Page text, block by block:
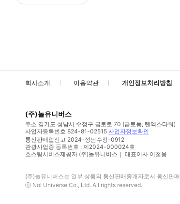
회사소개 이용약관 개인정보처리방침
(주)놀유니버스
주소 경기도 성남시 수정구 금토로 70 (금토동, 텐엑스타워)
사업자등록번호 824-81-02515 사업자정보확인
통신판매업신고 2024-성남수정-0912
관광사업증 등록번호 : 제2024-000024호
호스팅서비스제공자 (주)놀유니버스｜ 대표이사 이철웅
(주)놀유니버스는 일부 상품의 통신판매중개자로서 통신판
ⓒ Nol Universe Co., Ltd. All rights reserved.